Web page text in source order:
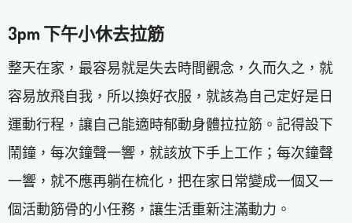
3pm下午小休去拉筋
整天在家，最容易就是失去時間觀念，久而久之，就
容易放飛自我，所以換好衣服，就該為自己定好是日
運動行程，讓自己能適時郁動身體拉拉筋。記得設下
鬧鐘，每次鐘聲一響，就該放下手上工作；每次鐘聲
一響，就不應再躺在梳化，把在家日常變成一個又一
個活動筋骨的小任務，讓生活重新注滿動力。